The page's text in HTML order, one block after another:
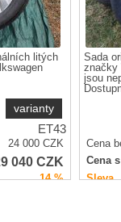
litých
varianty
ET43
24 000 CZK
040 CZK
14 %
Sada
značky
jsou
Cena
Cena
Sleva